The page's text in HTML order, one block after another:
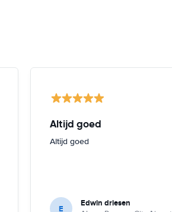
Altijd goed
Altijd goed
E Edwin driesen